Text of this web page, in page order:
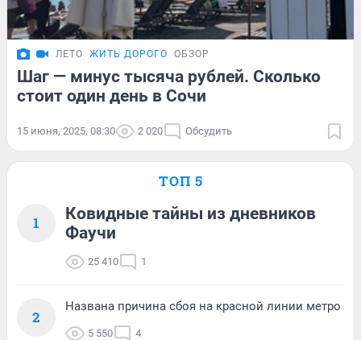
ЛЕТО ЖИТЬ ДОРОГО ОБЗОР
Шаг — минус тысяча рублей. Сколько
стоит один день в Сочи
15 июня, 2025, 08:30 2 020 Обсудить
ТОП 5
1
Ковидные тайны из дневников
Фаучи
25 410 1
2
Названа причина сбоя на красной линии метро
5 550 4